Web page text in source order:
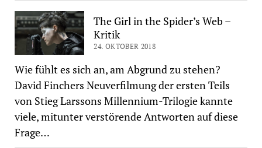
The Girl in the Spider’s Web –
Kritik
24. OKTOBER 2018
Wie fühlt es sich an, am Abgrund zu stehen?
David Finchers Neuverfilmung der ersten Teils
von Stieg Larssons Millennium-Trilogie kannte
viele, mitunter verstörende Antworten auf diese
Frage…